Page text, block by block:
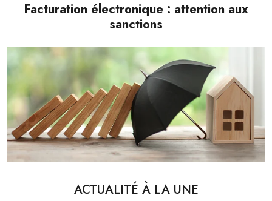
Facturation électronique : attention aux
sanctions
ACTUALITÉ À LA UNE